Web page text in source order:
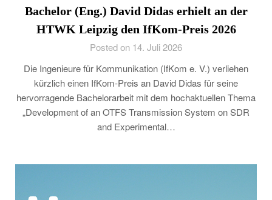
Bachelor (Eng.) David Didas erhielt an der
HTWK Leipzig den IfKom-Preis 2026
Posted on 14. Juli 2026
Die Ingenieure für Kommunikation (IfKom e. V.) verliehen
kürzlich einen IfKom-Preis an David Didas für seine
hervorragende Bachelorarbeit mit dem hochaktuellen Thema
„Development of an OTFS Transmission System on SDR
and Experimental…